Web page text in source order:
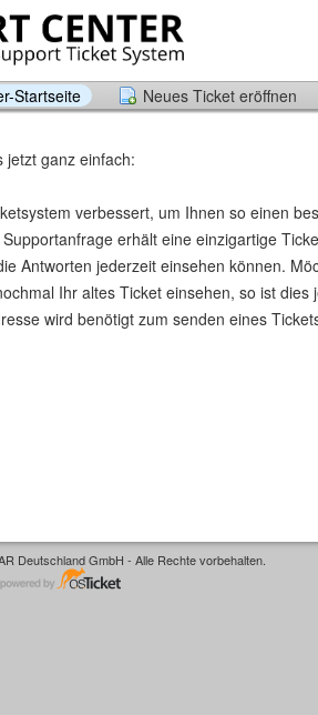
Startseite Neues Ticket eröffnen
jetzt ganz einfach:
verbessert, um Ihnen so einen
erhält eine einzigartige
Antworten jederzeit einsehen können.
Ihr altes Ticket einsehen, so ist dies
wird benötigt zum senden eines
Deutschland GmbH - Alle Rechte vorbehalten.